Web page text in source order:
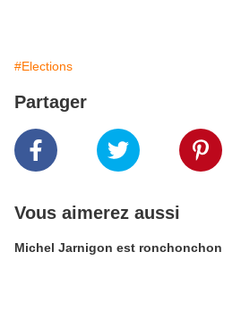
#Elections
Partager
Vous aimerez aussi
Michel Jarnigon est ronchonchon